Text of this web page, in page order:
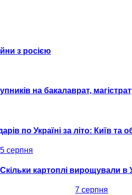
з росією
на бакалаврат,
по Україні за літо: Київ
5 серпня
Скільки картоплі вирощували в
7 серпня